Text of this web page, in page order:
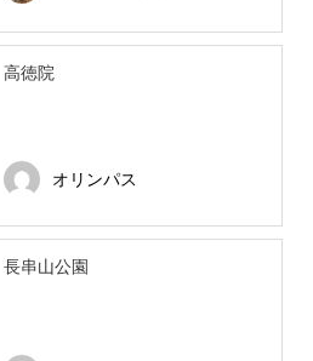
高徳院
オリンパス
長串山公園